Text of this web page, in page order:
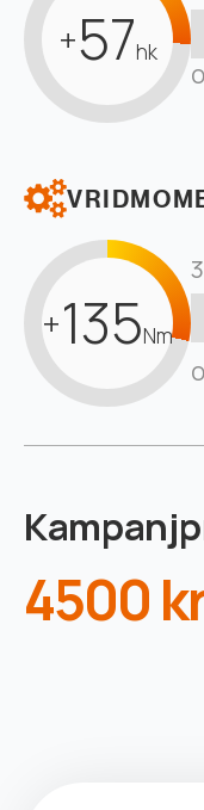
+57hk
+135Nm
4500